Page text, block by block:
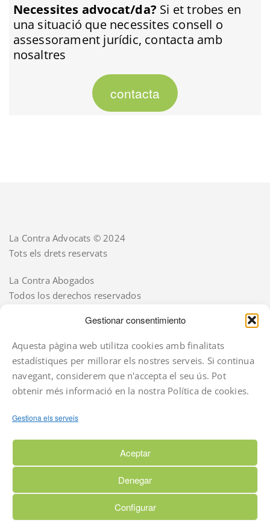
Gestionar consentimiento
Aquesta pàgina web utilitza cookies amb finalitats
estadístiques per millorar els nostres serveis. Si continua
navegant, considerem que n'accepta el seu ús. Pot
obtenir més informació en la nostra Política de cookies.
Gestiona els serveis
Aceptar
Denegar
Configurar
Necessites advocat/da? Si et trobes en
una situació que necessites consell o
assessorament jurídic, contacta amb
nosaltres
contacta
La Contra Advocats © 2024
Tots els drets reservats
La Contra Abogados
Todos los derechos reservados
CONTACTA
Ronda Francesc Macià, 20
Tel. 937988227